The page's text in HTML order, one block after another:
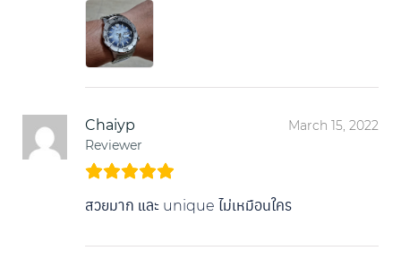
Chaiyp
Reviewer
March 15, 2022
สวยมาก และ unique ไม่เหมือนใคร